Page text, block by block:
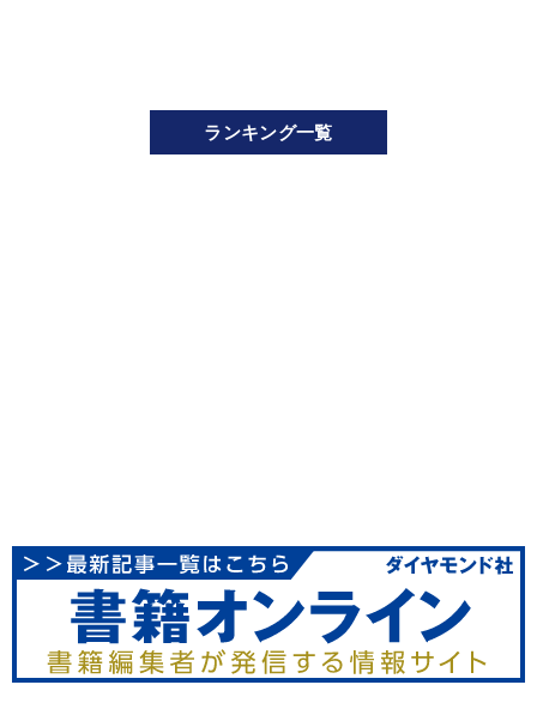
ランキング一覧